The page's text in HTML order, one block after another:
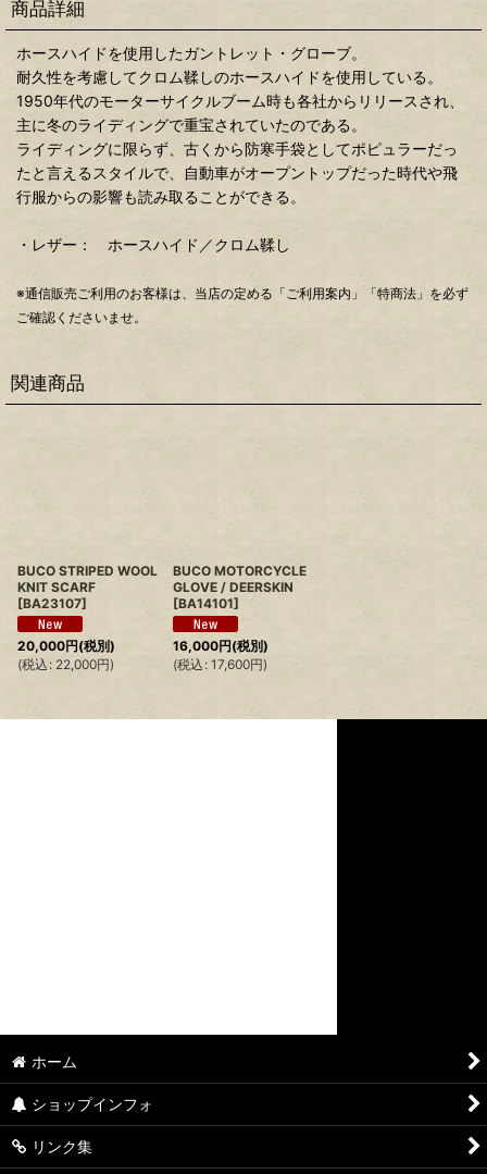
商品詳細
ホースハイドを使用したガントレット・グローブ。
耐久性を考慮してクロム鞣しのホースハイドを使用している。
1950年代のモーターサイクルブーム時も各社からリリースされ、
主に冬のライディングで重宝されていたのである。
ライディングに限らず、古くから防寒手袋としてポピュラーだっ
たと言えるスタイルで、自動車がオープントップだった時代や飛
行服からの影響も読み取ることができる。
・レザー： ホースハイド／クロム鞣し
※通信販売ご利用のお客様は、当店の定める「ご利用案内」「特商法」を必ず
ご確認くださいませ。
関連商品
BUCO STRIPED WOOL
KNIT SCARF
[BA23107]
20,000円(税別)
(税込 : 22,000円)
BUCO MOTORCYCLE
GLOVE / DEERSKIN
[BA14101]
16,000円(税別)
(税込 : 17,600円)
ホーム
ショップインフォ
リンク集